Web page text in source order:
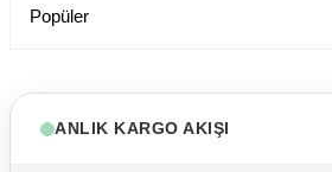
Popüler
ANLIK KARGO AKIŞI